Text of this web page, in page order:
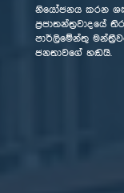
නියෝජනය කරන
පාර්ලිමේන්තු
ජනතාවගේ හඬයි.
නියෝජනය කරන
පාර්ලිමේන්තු
ජනතාවගේ හඬයි.